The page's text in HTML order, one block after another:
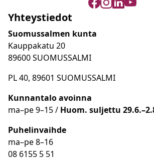
Yhteystiedot
Suomussalmen kunta
Kauppakatu 20
89600 SUOMUSSALMI
PL 40, 89601 SUOMUSSALMI
Kunnantalo avoinna
ma–pe 9–15 / Huom. suljettu
Puhelinvaihde
ma–pe 8–16
08 6155 5 51